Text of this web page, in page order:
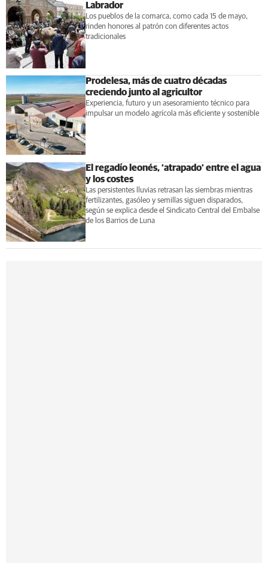
Labrador
Los pueblos de la comarca, como cada 15 de mayo,
rinden honores al patrón con diferentes actos
tradicionales
Prodelesa, más de cuatro décadas
creciendo junto al agricultor
Experiencia, futuro y un asesoramiento técnico para
impulsar un modelo agrícola más eficiente y sostenible
El regadío leonés, ‘atrapado’ entre el agua
y los costes
Las persistentes lluvias retrasan las siembras mientras
fertilizantes, gasóleo y semillas siguen disparados,
según se explica desde el Sindicato Central del Embalse
de los Barrios de Luna